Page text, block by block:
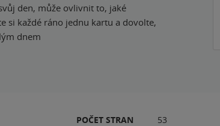
den, může ovlivnit to, jaké
si každé ráno jednu kartu a dovolte,
dnem
POČET STRAN
53